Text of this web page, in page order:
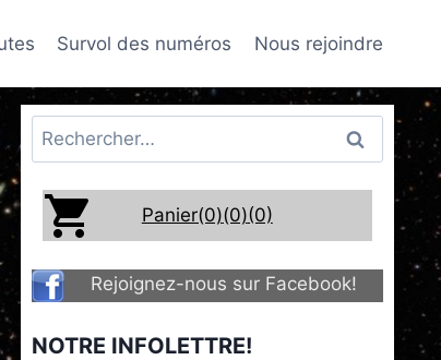
Survol des numéros Nous rejoindre
Rechercher :
Panier(0)(0)(0)
Rejoignez-nous sur Facebook!
NOTRE INFOLETTRE!